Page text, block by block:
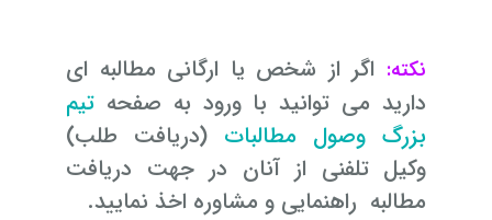
نکته: اگر از شخص یا ارگانی مطالبه ای
دارید می توانید با ورود به صفحه تیم
بزرگ وصول مطالبات (دریافت طلب)
وکیل تلفنی از آنان در جهت دریافت
مطالبه راهنمایی و مشاوره اخذ نمایید.